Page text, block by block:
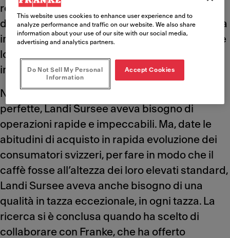
regionali di stazioni di servizio e negozi al
dettaglio, si è abituato a un’attività così intensa
in questo e in altri momenti di punta, quando le
loro macchine da caffè funzionano quasi
ininterrottamente.
Naturalmente, nella ricerca delle macchine
perfette, Landi Sursee aveva bisogno di
operazioni rapide e impeccabili. Ma, date le
abitudini di acquisto in rapida evoluzione dei
consumatori svizzeri, per fare in modo che il
caffè fosse all’altezza dei loro elevati standard,
Landi Sursee aveva anche bisogno di una
qualità in tazza eccezionale, in ogni tazza. La
ricerca si è conclusa quando ha scelto di
collaborare con Franke, che ha offerto
This website uses cookies to enhance user experience and to
analyze performance and traffic on our website. We also share
information about your use of our site with our social media,
advertising and analytics partners.
Do Not Sell My Personal
Information
Accept Cookies